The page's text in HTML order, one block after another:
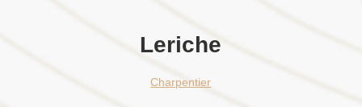
Leriche
Charpentier